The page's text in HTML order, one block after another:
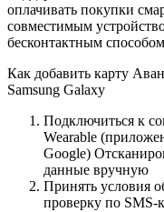
оплачивать покупки
совместимым
бесконтактным
Как добавить карту
Samsung Galaxy
Подключиться к
Wearable
Google)
данные вручную
Принять условия
проверку по SMS-